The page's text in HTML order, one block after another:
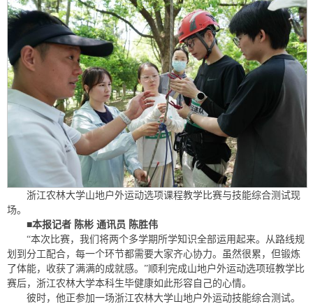
浙江农林大学山地户外运动选项课程教学比赛与技能综合测试现
场。
■本报记者 陈彬 通讯员 陈胜伟
“本次比赛，我们将两个多学期所学知识全部运用起来。从路线规
划到分工配合，每一个环节都需要大家齐心协力。虽然很累，但锻炼
了体能，收获了满满的成就感。”顺利完成山地户外运动选项班教学比
赛后，浙江农林大学本科生毕健康如此形容自己的心情。
彼时，他正参加一场浙江农林大学山地户外运动技能综合测试。